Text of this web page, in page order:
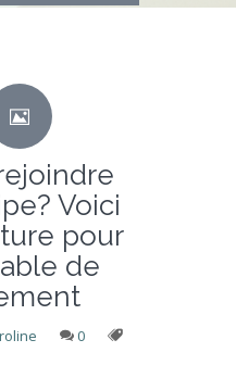
Voici
pour
de
0